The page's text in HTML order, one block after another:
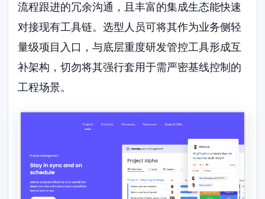
流程跟进的冗余沟通，且丰富的集成生态能快速
对接现有工具链。选型人员可将其作为业务侧轻
量级项目入口，与底层重度研发管控工具形成互
补架构，切勿将其强行套用于需严密基线控制的
工程场景。